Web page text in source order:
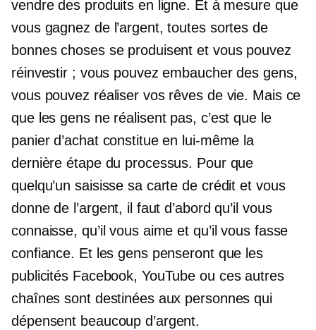
vendre des produits en ligne. Et à mesure que
vous gagnez de l’argent, toutes sortes de
bonnes choses se produisent et vous pouvez
réinvestir ; vous pouvez embaucher des gens,
vous pouvez réaliser vos rêves de vie. Mais ce
que les gens ne réalisent pas, c’est que le
panier d’achat constitue en lui-même la
dernière étape du processus. Pour que
quelqu’un saisisse sa carte de crédit et vous
donne de l’argent, il faut d’abord qu’il vous
connaisse, qu’il vous aime et qu’il vous fasse
confiance. Et les gens penseront que les
publicités Facebook, YouTube ou ces autres
chaînes sont destinées aux personnes qui
dépensent beaucoup d’argent.